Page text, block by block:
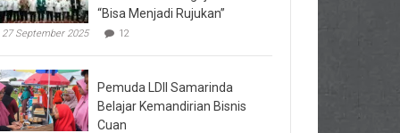
“Bisa Menjadi Rujukan”
27 September 2025 12
Pemuda LDII Samarinda
Belajar Kemandirian Bisnis
Cuan